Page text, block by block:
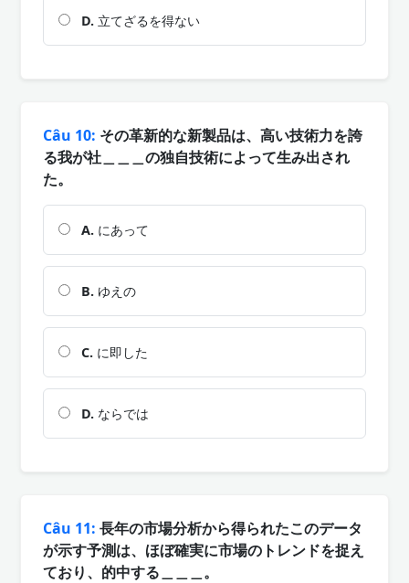
D. 立てざるを得ない
Câu 10: その革新的な新製品は、高い技術力を誇
る我が社＿＿＿の独自技術によって生み出され
た。
A. にあって
B. ゆえの
C. に即した
D. ならでは
Câu 11: 長年の市場分析から得られたこのデータ
が示す予測は、ほぼ確実に市場のトレンドを捉え
ており、的中する＿＿＿。